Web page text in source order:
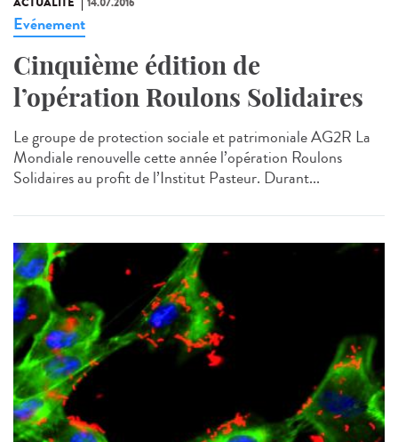
Evénement
Cinquième édition de
l’opération Roulons Solidaires
Le groupe de protection sociale et patrimoniale AG2R La
Mondiale renouvelle cette année l’opération Roulons
Solidaires au profit de l’Institut Pasteur. Durant...